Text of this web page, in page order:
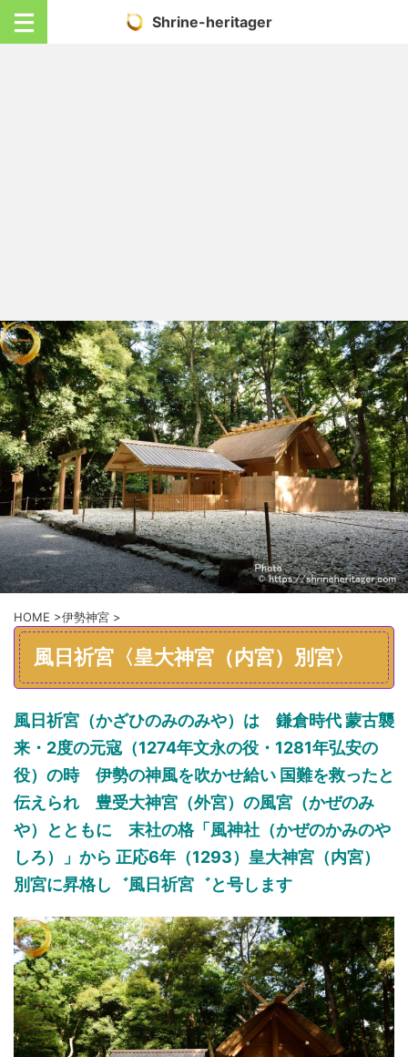
Shrine-heritager
HOME >伊勢神宮 >
風日祈宮〈皇大神宮（内宮）別宮〉
風日祈宮（かざひのみのみや）は 鎌倉時代蒙古襲
来・2度の元寇（1274年文永の役 ・ 1281年弘安の
役）の時
伊勢の神風を吹かせ給い 国難を救ったと
伝えられ豊受大神宮 （外宮）の風宮 （かぜのみ
や）
とともに 末社の格「風神社 （かぜのかみのや
しろ）
」から 正応6年（1293） 皇大神宮（内宮）
別宮に昇格し ゛風日祈宮 ゛と号します